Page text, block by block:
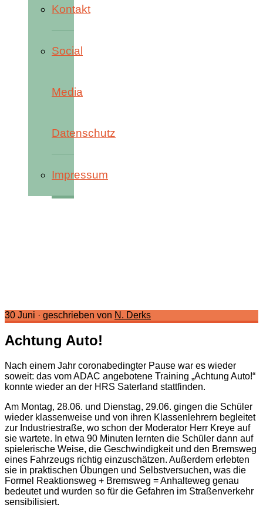
Kontakt
Social
Media
Datenschutz
Impressum
30 Juni · geschrieben von N. Derks
Achtung Auto!
Nach einem Jahr coronabedingter Pause war es wieder
soweit: das vom ADAC angebotene Training „Achtung Auto!“
konnte wieder an der HRS Saterland stattfinden.
Am Montag, 28.06. und Dienstag, 29.06. gingen die Schüler
wieder klassenweise und von ihren Klassenlehrern begleitet
zur Industriestraße, wo schon der Moderator Herr Kreye auf
sie wartete. In etwa 90 Minuten lernten die Schüler dann auf
spielerische Weise, die Geschwindigkeit und den Bremsweg
eines Fahrzeugs richtig einzuschätzen. Außerdem erlebten
sie in praktischen Übungen und Selbstversuchen, was die
Formel Reaktionsweg + Bremsweg = Anhalteweg genau
bedeutet und wurden so für die Gefahren im Straßenverkehr
sensibilisiert.